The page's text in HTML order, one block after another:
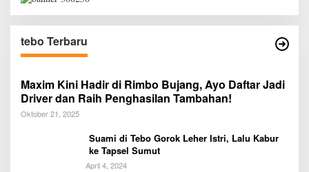
tebo Terbaru
Maxim Kini Hadir di Rimbo Bujang, Ayo Daftar Jadi
Driver dan Raih Penghasilan Tambahan!
Oktober 21, 2025
Suami di Tebo Gorok Leher Istri, Lalu Kabur
ke Tapsel Sumut
April 4, 2024